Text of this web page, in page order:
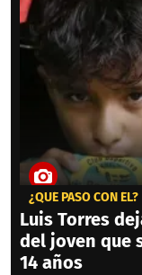
¿QUÉ PASÓ CON ÉL?
Luis Torres
del joven que
14 años